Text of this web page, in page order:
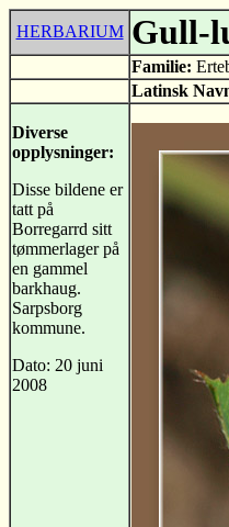
HERBARIUM Gull-
Familie:
Latinsk
Diverse
opplysninger:
Disse bildene er
tatt på
Borregarrd sitt
tømmerlager på
en gammel
barkhaug.
Sarpsborg
kommune.
Dato: 20 juni
2008